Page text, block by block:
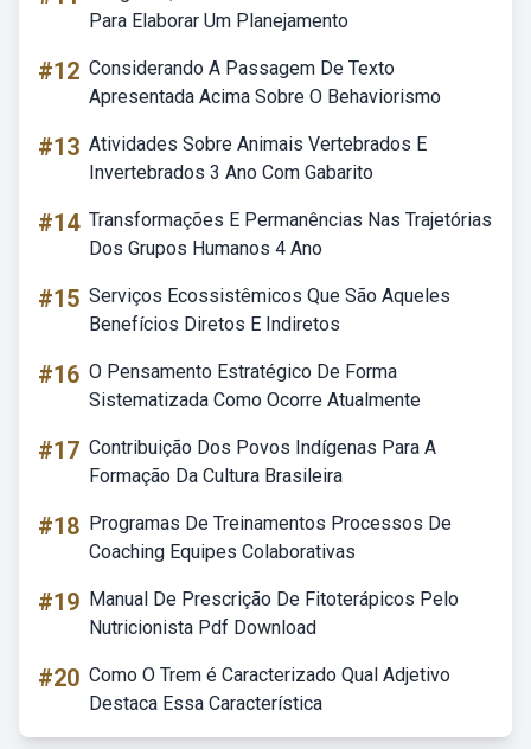
Para Elaborar Um Planejamento
#12 Considerando A Passagem De Texto
Apresentada Acima Sobre O Behaviorismo
#13 Atividades Sobre Animais Vertebrados E
Invertebrados 3 Ano Com Gabarito
#14 Transformações E Permanências Nas Trajetórias
Dos Grupos Humanos 4 Ano
#15 Serviços Ecossistêmicos Que São Aqueles
Benefícios Diretos E Indiretos
#16 O Pensamento Estratégico De Forma
Sistematizada Como Ocorre Atualmente
#17 Contribuição Dos Povos Indígenas Para A
Formação Da Cultura Brasileira
#18 Programas De Treinamentos Processos De
Coaching Equipes Colaborativas
#19 Manual De Prescrição De Fitoterápicos Pelo
Nutricionista Pdf Download
#20 Como O Trem é Caracterizado Qual Adjetivo
Destaca Essa Característica